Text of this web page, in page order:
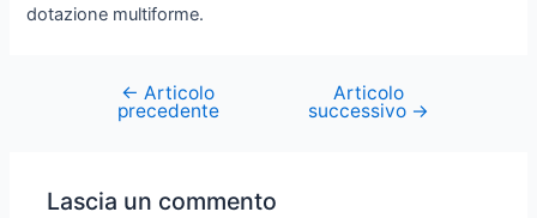
dotazione multiforme.
← Articolo
precedente
Articolo
successivo →
Lascia un commento